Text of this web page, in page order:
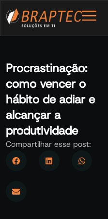
Procrastinação:
como vencer o
hábito de adiar e
alcançar a
produtividade
Compartilhar esse post: